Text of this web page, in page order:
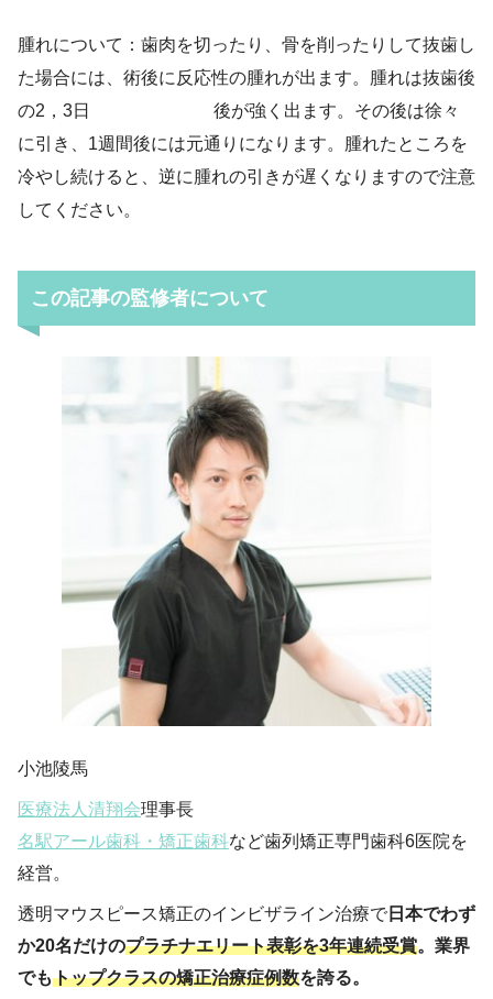
腫れについて：歯肉を切ったり、骨を削ったりして抜歯し
た場合には、術後に反応性の腫れが出ます。腫れは抜歯後
の2，3日 後が強く出ます。その後は徐々
に引き、1週間後には元通りになります。腫れたところを
冷やし続けると、逆に腫れの引きが遅くなりますので注意
してください。
この記事の監修者について
小池陵馬
医療法人清翔会理事長
名駅アール歯科・矯正歯科など歯列矯正専門歯科6医院を
経営。
透明マウスピース矯正のインビザライン治療で 日本でわず
か20名だけのプラチナエリート表彰を3年連続受賞。業界
でもトップクラスの矯正治療症例数を誇る。